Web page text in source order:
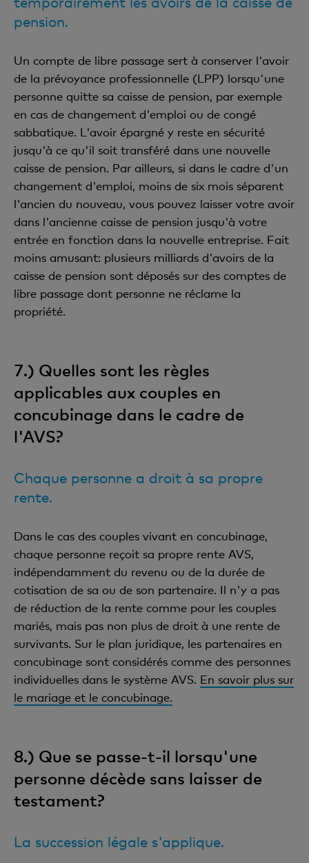
pension.
Un compte de libre passage sert à conserver l'avoir
de la prévoyance professionnelle (LPP) lorsqu'une
personne quitte sa caisse de pension, par exemple
en cas de changement d'emploi ou de congé
sabbatique. L'avoir épargné y reste en sécurité
jusqu'à ce qu'il soit transféré dans une nouvelle
caisse de pension. Par ailleurs, si dans le cadre d'un
changement d'emploi, moins de six mois séparent
l'ancien du nouveau, vous pouvez laisser votre avoir
dans l'ancienne caisse de pension jusqu'à votre
entrée en fonction dans la nouvelle entreprise. Fait
moins amusant: plusieurs milliards d'avoirs de la
caisse de pension sont déposés sur des comptes de
libre passage dont personne ne réclame la
propriété.
7.) Quelles sont les règles
applicables aux couples en
concubinage dans le cadre de
l'AVS?
Chaque personne a droit à sa propre
rente.
Dans le cas des couples vivant en concubinage,
chaque personne reçoit sa propre rente AVS,
indépendamment du revenu ou de la durée de
cotisation de sa ou de son partenaire. Il n'y a pas
de réduction de la rente comme pour les couples
mariés, mais pas non plus de droit à une rente de
survivants. Sur le plan juridique, les partenaires en
concubinage sont considérés comme des personnes
individuelles dans le système AVS. En savoir plus sur
le mariage et le concubinage.
8.) Que se passe-t-il lorsqu'une
personne décède sans laisser de
testament?
La succession légale s'applique.